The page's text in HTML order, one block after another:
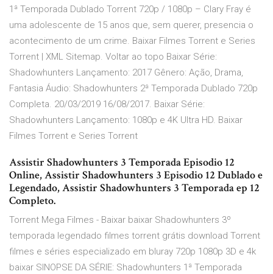
1ª Temporada Dublado Torrent 720p / 1080p – Clary Fray é
uma adolescente de 15 anos que, sem querer, presencia o
acontecimento de um crime. Baixar Filmes Torrent e Series
Torrent | XML Sitemap. Voltar ao topo Baixar Série:
Shadowhunters Lançamento: 2017 Gênero: Ação, Drama,
Fantasia Áudio: Shadowhunters 2ª Temporada Dublado 720p
Completa. 20/03/2019 16/08/2017. Baixar Série:
Shadowhunters Lançamento: 1080p e 4K Ultra HD. Baixar
Filmes Torrent e Series Torrent
Assistir Shadowhunters 3 Temporada Episodio 12
Online, Assistir Shadowhunters 3 Episodio 12 Dublado e
Legendado, Assistir Shadowhunters 3 Temporada ep 12
Completo.
Torrent Mega Filmes - Baixar baixar Shadowhunters 3º
temporada legendado filmes torrent grátis download Torrent
filmes e séries especializado em bluray 720p 1080p 3D e 4k
baixar SINOPSE DA SÉRIE: Shadowhunters 1ª Temporada